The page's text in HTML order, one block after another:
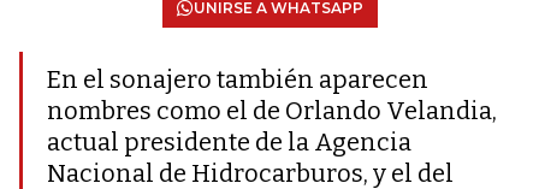
UNIRSE A WHATSAPP
En el sonajero también aparecen
nombres como el de Orlando Velandia,
actual presidente de la Agencia
Nacional de Hidrocarburos, y el del